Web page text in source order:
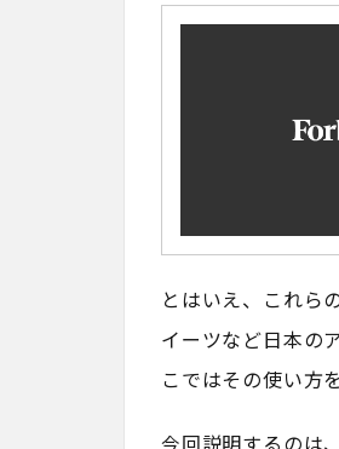
とはいえ、これら
イーツなど日本の
こではその使い方
今回説明するのは